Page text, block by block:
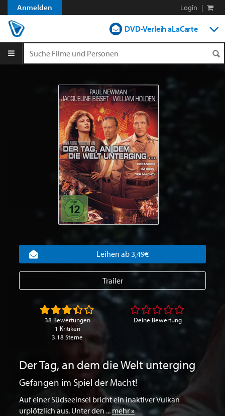
Anmelden Login |
DVD-Verleih aLaCarte
Shop
Blog
Der Tag, an dem die Welt unterging
Gefangen im Spiel der Macht!
Auf einer Südseeinsel bricht ein inaktiver Vulkan
urplötzlich aus. Unter den ... mehr »
Leihen ab 3,49€
Trailer
38 Bewertungen
1 Kritiken
3.18 Sterne
Deine Bewertung